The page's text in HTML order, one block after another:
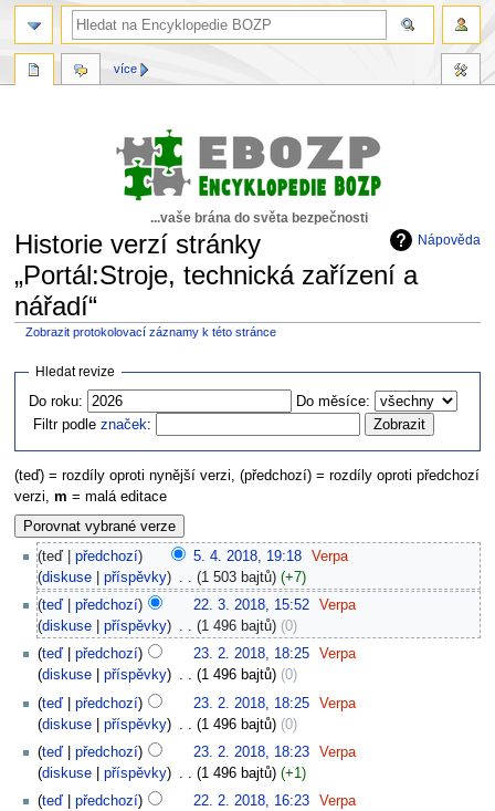
...vaše brána do světa bezpečnosti
Nápověda
Historie verzí stránky
„Portál:Stroje, technická zařízení a
nářadí“
Zobrazit protokolovací záznamy k této stránce
Skočit
navigaci
Skočit
vyhledávání
Hledat revize
Do roku:
Do měsíce:
Filtr podleznaček:
(teď) = rozdíly oproti nynější verzi, (předchozí) = rozdíly oproti předchozí
verzi, m = malá editace
teď předchozí 5. 4. 2018, 19:18
Verpa
diskuse
příspěvky 1 503 bajtů
+7
teď
předchozí 22. 3. 2018, 15:52
Verpa
diskuse
příspěvky 1 496 bajtů
0
teď
předchozí 23. 2. 2018, 18:25
Verpa
diskuse
příspěvky 1 496 bajtů
0
teď
předchozí 23. 2. 2018, 18:25
Verpa
diskuse
příspěvky 1 496 bajtů
0
teď
předchozí 23. 2. 2018, 18:23
Verpa
diskuse
příspěvky 1 496 bajtů
+1
teď
předchozí 22. 2. 2018, 16:23
Verpa
více